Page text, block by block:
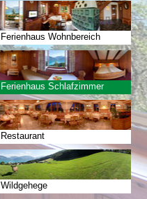
Ferienhaus Wohnbereich
Ferienhaus Schlafzimmer
Restaurant
Wildgehege